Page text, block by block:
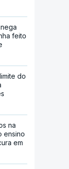
feito
do
na
ensino
em